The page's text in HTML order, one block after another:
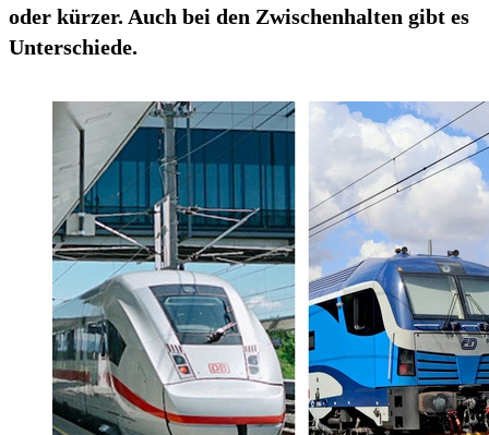
oder kürzer. Auch bei den Zwischenhalten gibt es
Unterschiede.